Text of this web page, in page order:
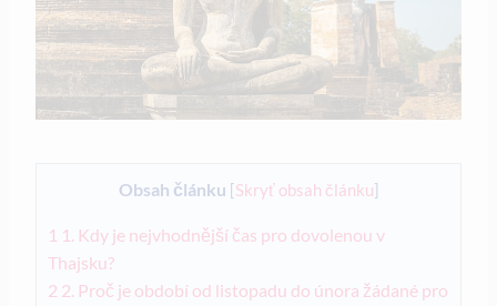
Obsah článku [Skryť obsah článku]
1 1. Kdy je nejvhodnější čas pro dovolenou v
Thajsku?
2 2. Proč je období od listopadu do února žádané pro